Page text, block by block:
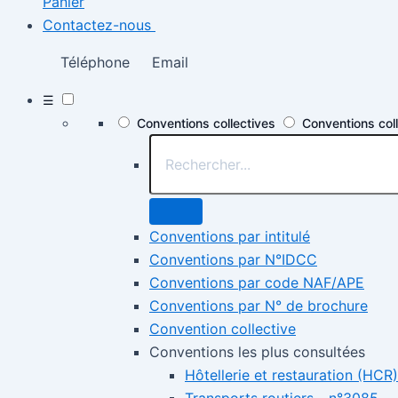
Contactez-nous
Téléphone Email
☰
Conventions collectives
Conventions
Conventions par intitulé
Conventions par N°IDCC
Conventions par code NAF/APE
Conventions par N° de brochure
Convention collective
Conventions les plus consultées
Hôtellerie et restauration (HCR)